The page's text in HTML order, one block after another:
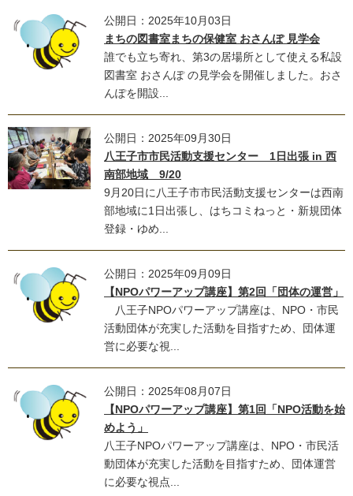
公開日：2025年10月03日
まちの図書室まちの保健室 おさんぽ 見学会
誰でも立ち寄れ、第3の居場所として使える私設
図書室 おさんぽ の見学会を開催しました。おさ
んぽを開設...
公開日：2025年09月30日
八王子市市民活動支援センター 1日出張 in 西
南部地域 9/20
9月20日に八王子市市民活動支援センターは西南
部地域に1日出張し、はちコミねっと・新規団体
登録・ゆめ...
公開日：2025年09月09日
【NPOパワーアップ講座】第2回「団体の運営」
八王子NPOパワーアップ講座は、NPO・市民
活動団体が充実した活動を目指すため、団体運
営に必要な視...
公開日：2025年08月07日
【NPOパワーアップ講座】第1回「NPO活動を始
めよう」
八王子NPOパワーアップ講座は、NPO・市民活
動団体が充実した活動を目指すため、団体運営
に必要な視点...